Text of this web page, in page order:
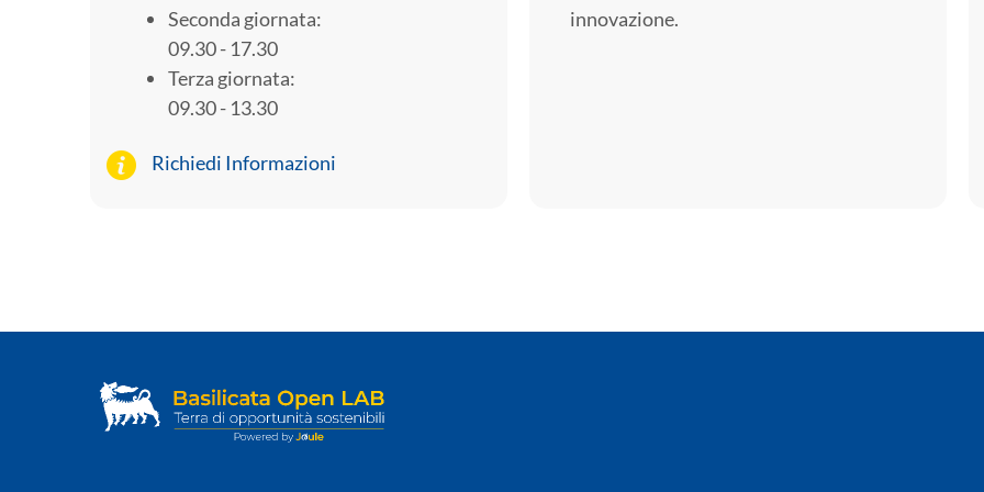
Seconda giornata:
09.30 - 17.30
Terza giornata:
09.30 - 13.30
Richiedi Informazioni
innovazione.